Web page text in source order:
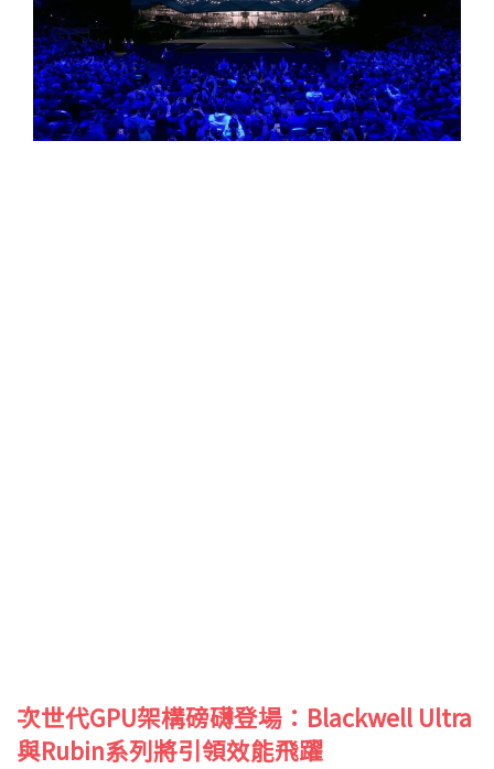
次世代GPU架構磅礴登場：Blackwell Ultra
與Rubin系列將引領效能飛躍